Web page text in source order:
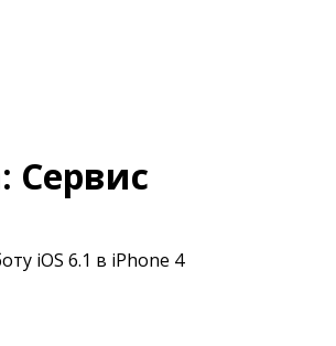
Сервис
iOS 6.1 в iPhone 4